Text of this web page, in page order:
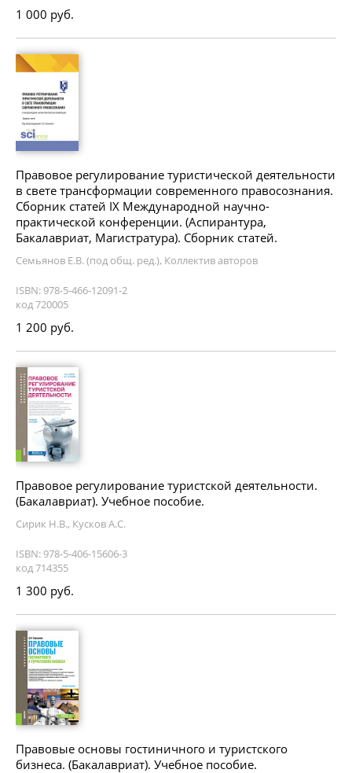
1 000 руб.
Правовое регулирование туристической деятельности
в свете трансформации современного правосознания.
Сборник статей IX Международной научно-
практической конференции. (Аспирантура,
Бакалавриат, Магистратура). Сборник статей.
Семьянов Е.В. (под общ. ред.), Коллектив авторов
ISBN: 978-5-466-12091-2
код 720005
1 200 руб.
Правовое регулирование туристской деятельности.
(Бакалавриат). Учебное пособие.
Сирик Н.В., Кусков А.С.
ISBN: 978-5-406-15606-3
код 714355
1 300 руб.
Правовые основы гостиничного и туристского
бизнеса. (Бакалавриат). Учебное пособие.